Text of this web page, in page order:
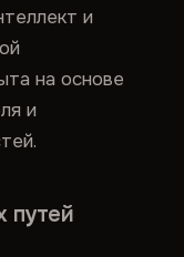
и
на основе
и
путей